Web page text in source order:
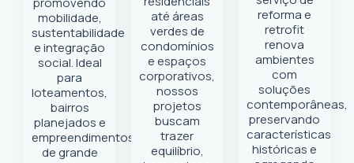
mobilidade,
sustentabilidade
e integração
social. Ideal
para
loteamentos,
bairros
planejados e
empreendimentos
de grande
até áreas
verdes de
condomínios
e espaços
corporativos,
nossos
projetos
buscam
trazer
equilíbrio,
reforma e
retrofit
renova
ambientes
com
soluções
contemporâneas,
preservando
características
históricas e